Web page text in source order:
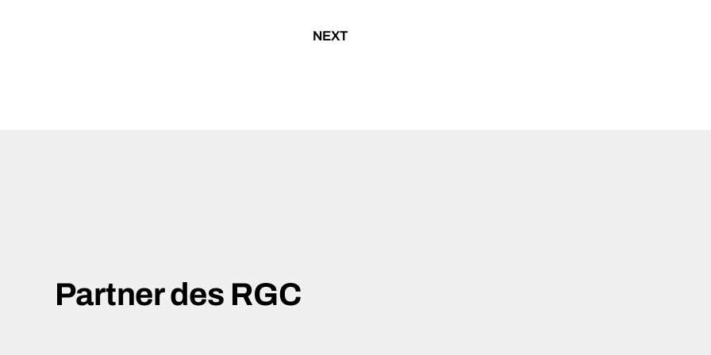
NEXT
Partner des RGC